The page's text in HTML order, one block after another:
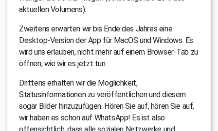
aktuellen Volumens).
Zweitens erwarten wir bis Ende des Jahres eine
Desktop-Version der App für MacOS und Windows. Es
wird uns erlauben, nicht mehr auf einem Browser-Tab zu
öffnen, wie wir es jetzt tun.
Drittens erhalten wir die Möglichkeit,
Statusinformationen zu veröffentlichen und diesem
sogar Bilder hinzuzufügen. Hören Sie auf, hören Sie auf,
wir haben es schon auf WhatsApp! Es ist also